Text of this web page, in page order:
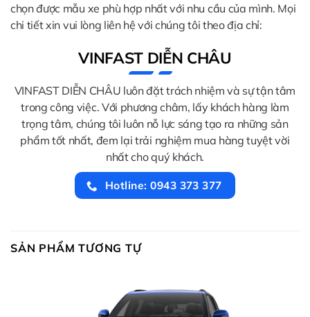
chọn được mẫu xe phù hợp nhất với nhu cầu của mình. Mọi
chi tiết xin vui lòng liên hệ với chúng tôi theo địa chỉ:
VINFAST DIỄN CHÂU
VINFAST DIỄN CHÂU luôn đặt trách nhiệm và sự tận tâm
trong công việc. Với phương châm, lấy khách hàng làm
trọng tâm, chúng tôi luôn nỗ lực sáng tạo ra những sản
phẩm tốt nhất, đem lại trải nghiệm mua hàng tuyệt vời
nhất cho quý khách.
Hotline: 0943 373 377
SẢN PHẨM TƯƠNG TỰ